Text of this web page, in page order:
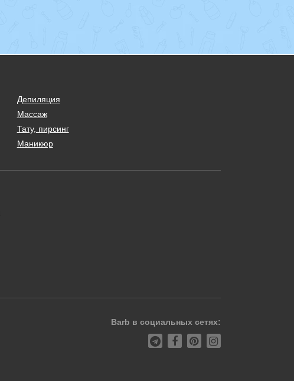
Депиляция
Массаж
Тату, пирсинг
Маникюр
Barb в социальных сетях: